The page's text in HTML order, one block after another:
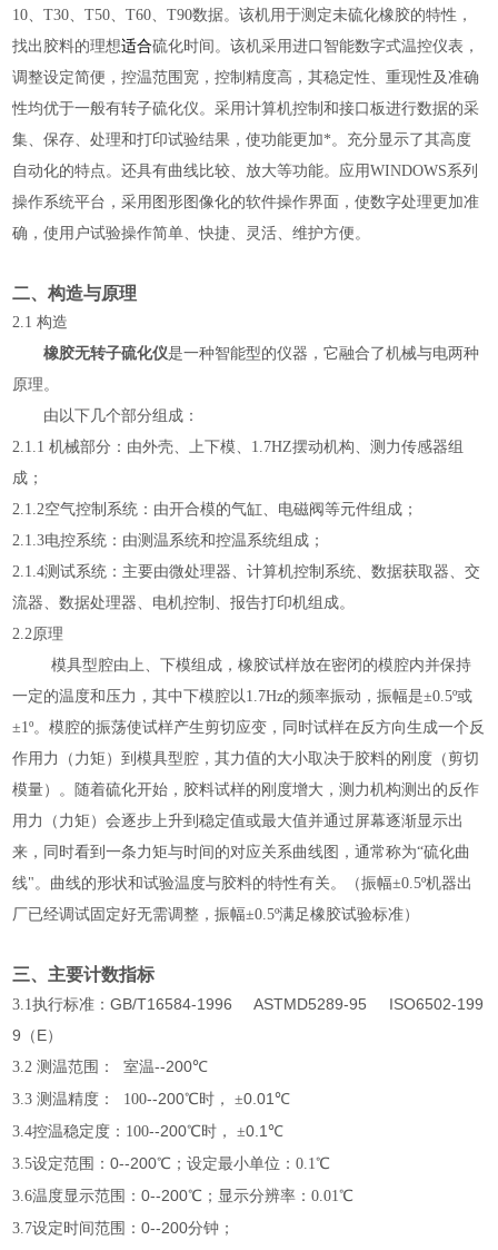
10、T30、T50、T60、T90数据。该机用于测定未硫化橡胶的特性，
找出胶料的理想适合硫化时间。该机采用进口智能数字式温控仪表，
调整设定简便，控温范围宽，控制精度高，其稳定性、重现性及准确
性均优于一般有转子硫化仪。采用计算机控制和接口板进行数据的采
集、保存、处理和打印试验结果，使功能更加*。充分显示了其高度
自动化的特点。还具有曲线比较、放大等功能。应用WINDOWS系列
操作系统平台，采用图形图像化的软件操作界面，使数字处理更加准
确，使用户试验操作简单、快捷、灵活、维护方便。
二、构造与原理
2.1构造
橡胶无转子硫化仪是一种智能型的仪器，它融合了机械与电两种
原理。
由以下几个部分组成：
2.1.1机械部分：由外壳、上下模、 1.7HZ摆动机构、测力传感器组
成；
2.1.2空气控制系统：由开合模的气缸、电磁阀等元件组成；
2.1.3电控系统：由测温系统和控温系统组成；
2.1.4测试系统：主要由微处理器、计算机控制系统、数据获取器、交
流器、数据处理器、电机控制、报告打印机组成。
2.2原理
模具型腔由上、下模组成，橡胶试样放在密闭的模腔内并保持
一定的温度和压力，其中下模腔以1.7Hz的频率振动，振幅是±0.5º或
±1º。模腔的振荡使试样产生剪切应变，同时试样在反方向生成一个反
作用力（力矩）到模具型腔，其力值的大小取决于胶料的刚度（剪切
模量）。随着硫化开始，胶料试样的刚度增大，测力机构测出的反作
用力（力矩）会逐步上升到稳定值或最大值并通过屏幕逐渐显示出
来，同时看到一条力矩与时间的对应关系曲线图，通常称为“硫化曲
线"。曲线的形状和试验温度与胶料的特性有关。（振幅±0.5º机器出
厂已经调试固定好无需调整，振幅±0.5º满足橡胶试验标准）
三、主要计数指标
3.1执行标准：GB/T16584-1996 ASTMD5289-95
ISO6502-199
9 （ E）
3.2 测温范围： 室温--200℃
3.3测温精度： 100--200℃时，±0.01℃
3.4控温稳定度： 100--200℃时，±0.1℃
3.5设定范围：0--200℃ ；设定最小单位：0.1℃
3.6温度显示范围：0--200℃ ；显示分辨率：0.01℃
3.7设定时间范围：0--200分钟；